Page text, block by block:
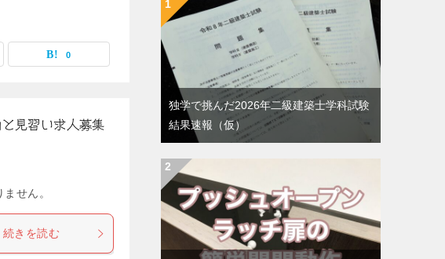
0
見習い求人募集
せん。
続きを読む
独学で挑んだ2026年二級建築士学科試験
結果速報（仮）